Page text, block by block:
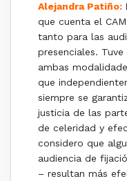
Alejandra Patiño:
que cuenta el
tanto para las
presenciales.
ambas
que
siempre se
justicia de las
de celeridad y
considero que
audiencia de
– resultan más